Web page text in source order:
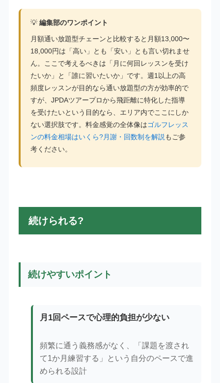
💡 編集部のワンポイント
月額通い放題型チェーンと比較すると月額13,000〜
18,000円は「高い」とも「安い」とも言い切れませ
ん。ここで考えるべきは「月に何回レッスンを受け
たいか」と「誰に習いたいか」です。週1以上の高
頻度レッスンが目的なら通い放題型の方が効率的で
すが、JPDAツアープロから飛距離に特化した指導
を受けたいという目的なら、エリア内でここにしか
ない選択肢です。料金感覚の全体像はゴルフレッス
ンの料金相場はいくら?月謝・回数制を解説 もご参
考ください。
続けられる?
続けやすいポイント
月1回ペースで心理的負担が少ない
頻繁に通う義務感がなく、「課題を渡され
て1か月練習する」という自分のペースで進
められる設計